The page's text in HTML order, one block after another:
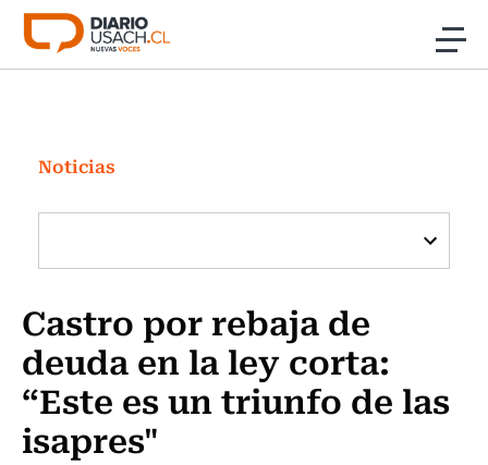
Click acá para ir directamente al contenido
Investigación
Cultura
Programas Radio y TV Usach
Noticias
Castro por rebaja de
deuda en la ley corta:
“Este es un triunfo de las
isapres"